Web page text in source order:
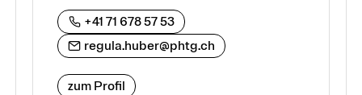
+41 71 678 57 53
regula.huber@phtg.ch
zum Profil